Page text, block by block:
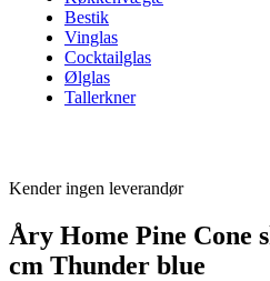
Bestik
Vinglas
Cocktailglas
Ølglas
Tallerkner
Kender ingen leverandør
Åry Home Pine Cone
cm Thunder blue